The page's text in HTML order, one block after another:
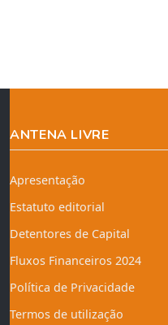
ANTENA LIVRE
Apresentação
Estatuto editorial
Detentores de Capital
Fluxos Financeiros 2024
Política de Privacidade
Termos de utilização